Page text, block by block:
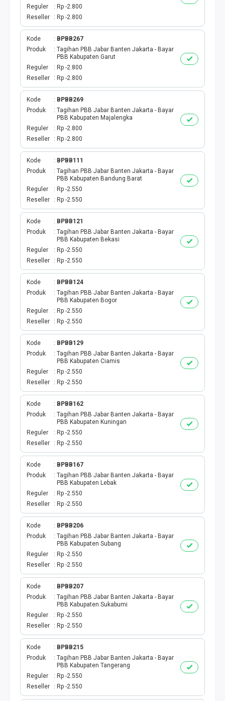
CEK STATUS VOUCHER
Reguler
Rp -2.800
Reseller
Rp -2.800
Kode
BPBB267
Produk
Tagihan PBB Jabar Banten Jakarta - Bayar
PBB Kabupaten Garut
Reguler
Rp -2.800
Reseller
Rp -2.800
Kode
BPBB269
Produk
Tagihan PBB Jabar Banten Jakarta - Bayar
PBB Kabupaten Majalengka
Reguler
Rp -2.800
Reseller
Rp -2.800
Kode
BPBB111
Produk
Tagihan PBB Jabar Banten Jakarta - Bayar
PBB Kabupaten Bandung Barat
Reguler
Rp -2.550
Reseller
Rp -2.550
Kode
BPBB121
Produk
Tagihan PBB Jabar Banten Jakarta - Bayar
PBB Kabupaten Bekasi
Reguler
Rp -2.550
Reseller
Rp -2.550
Kode
BPBB124
Produk
Tagihan PBB Jabar Banten Jakarta - Bayar
PBB Kabupaten Bogor
Reguler
Rp -2.550
Reseller
Rp -2.550
Kode
BPBB129
Produk
Tagihan PBB Jabar Banten Jakarta - Bayar
PBB Kabupaten Ciamis
Reguler
Rp -2.550
Reseller
Rp -2.550
Kode
BPBB162
Produk
Tagihan PBB Jabar Banten Jakarta - Bayar
PBB Kabupaten Kuningan
Reguler
Rp -2.550
Reseller
Rp -2.550
Kode
BPBB167
Produk
Tagihan PBB Jabar Banten Jakarta - Bayar
PBB Kabupaten Lebak
Reguler
Rp -2.550
Reseller
Rp -2.550
Kode
BPBB206
Produk
Tagihan PBB Jabar Banten Jakarta - Bayar
PBB Kabupaten Subang
Reguler
Rp -2.550
Reseller
Rp -2.550
Kode
BPBB207
Produk
Tagihan PBB Jabar Banten Jakarta - Bayar
PBB Kabupaten Sukabumi
Reguler
Rp -2.550
Reseller
Rp -2.550
Kode
BPBB215
Produk
Tagihan PBB Jabar Banten Jakarta - Bayar
PBB Kabupaten Tangerang
Reguler
Rp -2.550
Reseller
Rp -2.550